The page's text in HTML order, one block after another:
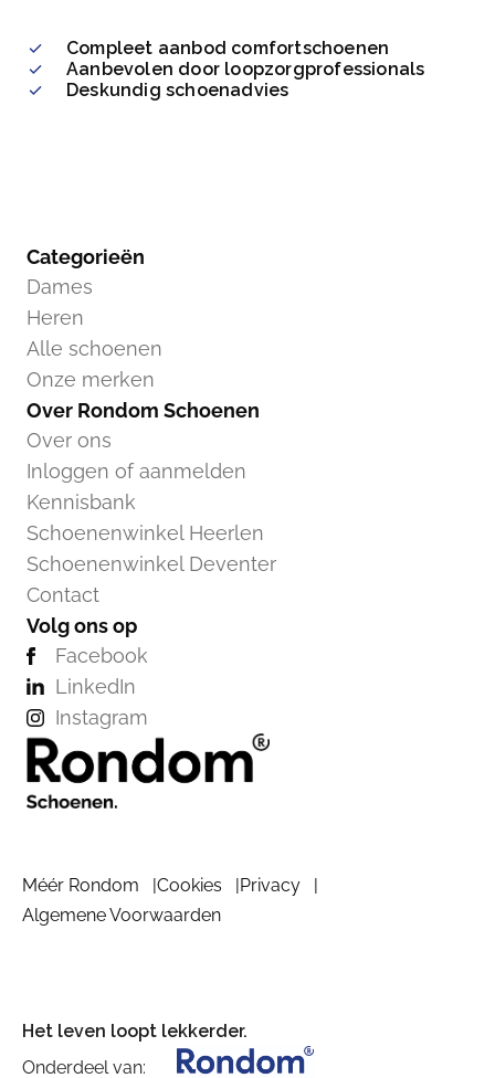
Compleet aanbod comfortschoenen
Aanbevolen door loopzorgprofessionals
Deskundig schoenadvies
Categorieën
Dames
Heren
Alle schoenen
Onze merken
Over Rondom Schoenen
Over ons
Inloggen of aanmelden
Kennisbank
Schoenenwinkel Heerlen
Schoenenwinkel Deventer
Contact
Volg ons op
Facebook
LinkedIn
Instagram
Méér Rondom Cookies
Privacy
Algemene Voorwaarden
Het leven loopt lekkerder.
Onderdeel van: